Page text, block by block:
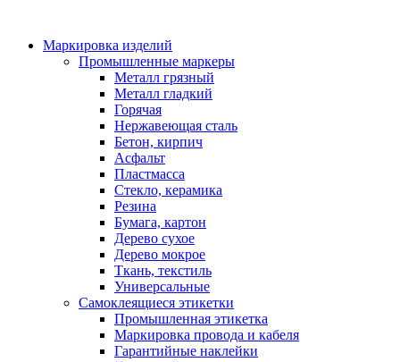
Маркировка изделий
Промышленные маркеры
Металл грязный
Металл гладкий
Горячая
Нержавеющая сталь
Бетон, кирпич
Асфальт
Пластмасса
Стекло, керамика
Резина
Бумага, картон
Дерево сухое
Дерево мокрое
Ткань, текстиль
Универсальные
Самоклеящиеся этикетки
Промышленная этикетка
Маркировка провода и кабеля
Гарантийные наклейки